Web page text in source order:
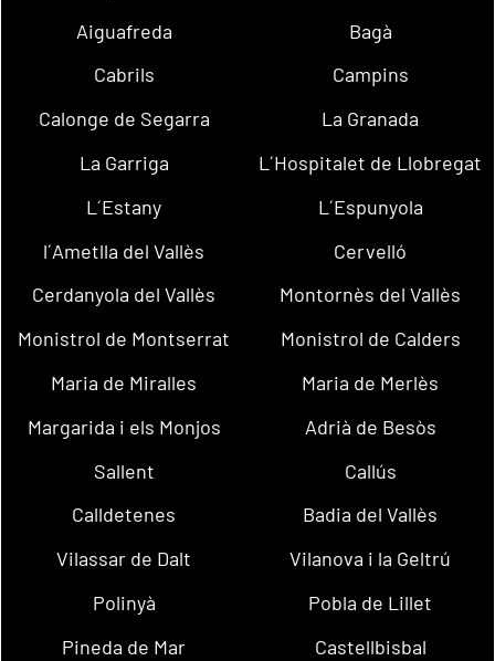
Aiguafreda
Bagà
Cabrils
Campins
Calonge de Segarra
La Granada
La Garriga
L´Hospitalet de Llobregat
L´Estany
L´Espunyola
l´Ametlla del Vallès
Cervelló
Cerdanyola del Vallès
Montornès del Vallès
Monistrol de Montserrat
Monistrol de Calders
Maria de Miralles
Maria de Merlès
Margarida i els Monjos
Adrià de Besòs
Sallent
Callús
Calldetenes
Badia del Vallès
Vilassar de Dalt
Vilanova i la Geltrú
Polinyà
Pobla de Lillet
Pineda de Mar
Castellbisbal